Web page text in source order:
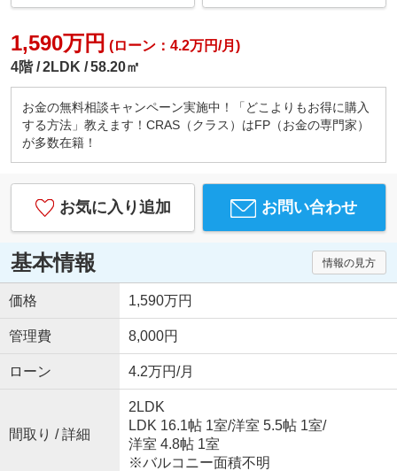
1,590万円 (ローン：4.2万円/月)
4階 2LDK 58.20㎡
お金の無料相談キャンペーン実施中！「どこよりもお得に購入
する方法」教えます！CRAS（クラス）はFP（お金の専門家）
が多数在籍！
お気に入り追加 お問い合わせ
基本情報 情報の見方
価格 1,590万円
管理費 8,000円
ローン 4.2万円/月
間取り / 詳細
2LDK
LDK 16.1帖 1室/洋室 5.5帖 1室/
洋室 4.8帖 1室
※バルコニー面積不明